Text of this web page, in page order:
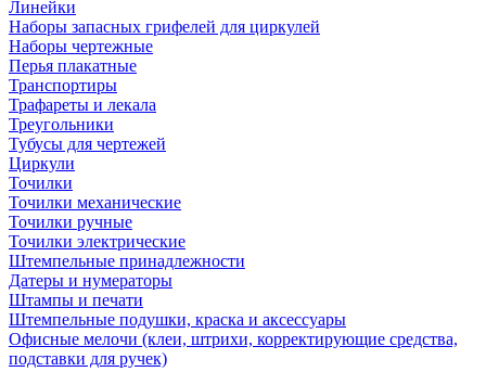
Линейки
Наборы запасных грифелей для циркулей
Наборы чертежные
Перья плакатные
Транспортиры
Трафареты и лекала
Треугольники
Тубусы для чертежей
Циркули
Точилки
Точилки механические
Точилки ручные
Точилки электрические
Штемпельные принадлежности
Датеры и нумераторы
Штампы и печати
Штемпельные подушки, краска и аксессуары
Офисные мелочи (клеи, штрихи, корректирующие средства,
подставки для ручек)